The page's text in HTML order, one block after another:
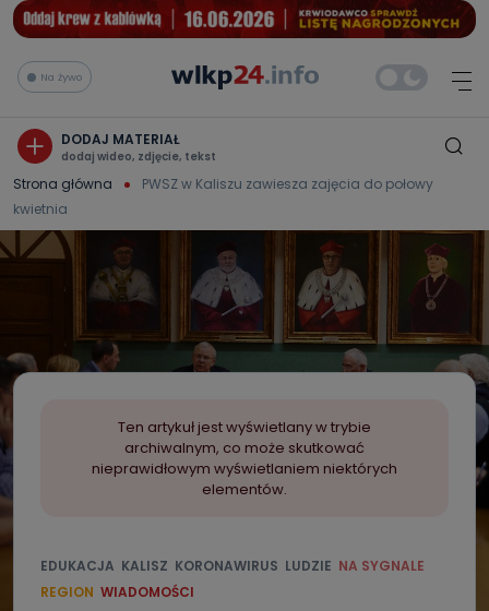
Na żywo
DODAJ MATERIAŁ
dodaj wideo, zdjęcie, tekst
Strona główna
PWSZ w Kaliszu zawiesza zajęcia do połowy
kwietnia
Ten artykuł jest wyświetlany w trybie
archiwalnym, co może skutkować
nieprawidłowym wyświetlaniem niektórych
elementów.
EDUKACJA KALISZ KORONAWIRUS LUDZIE NA SYGNALE
REGION WIADOMOŚCI